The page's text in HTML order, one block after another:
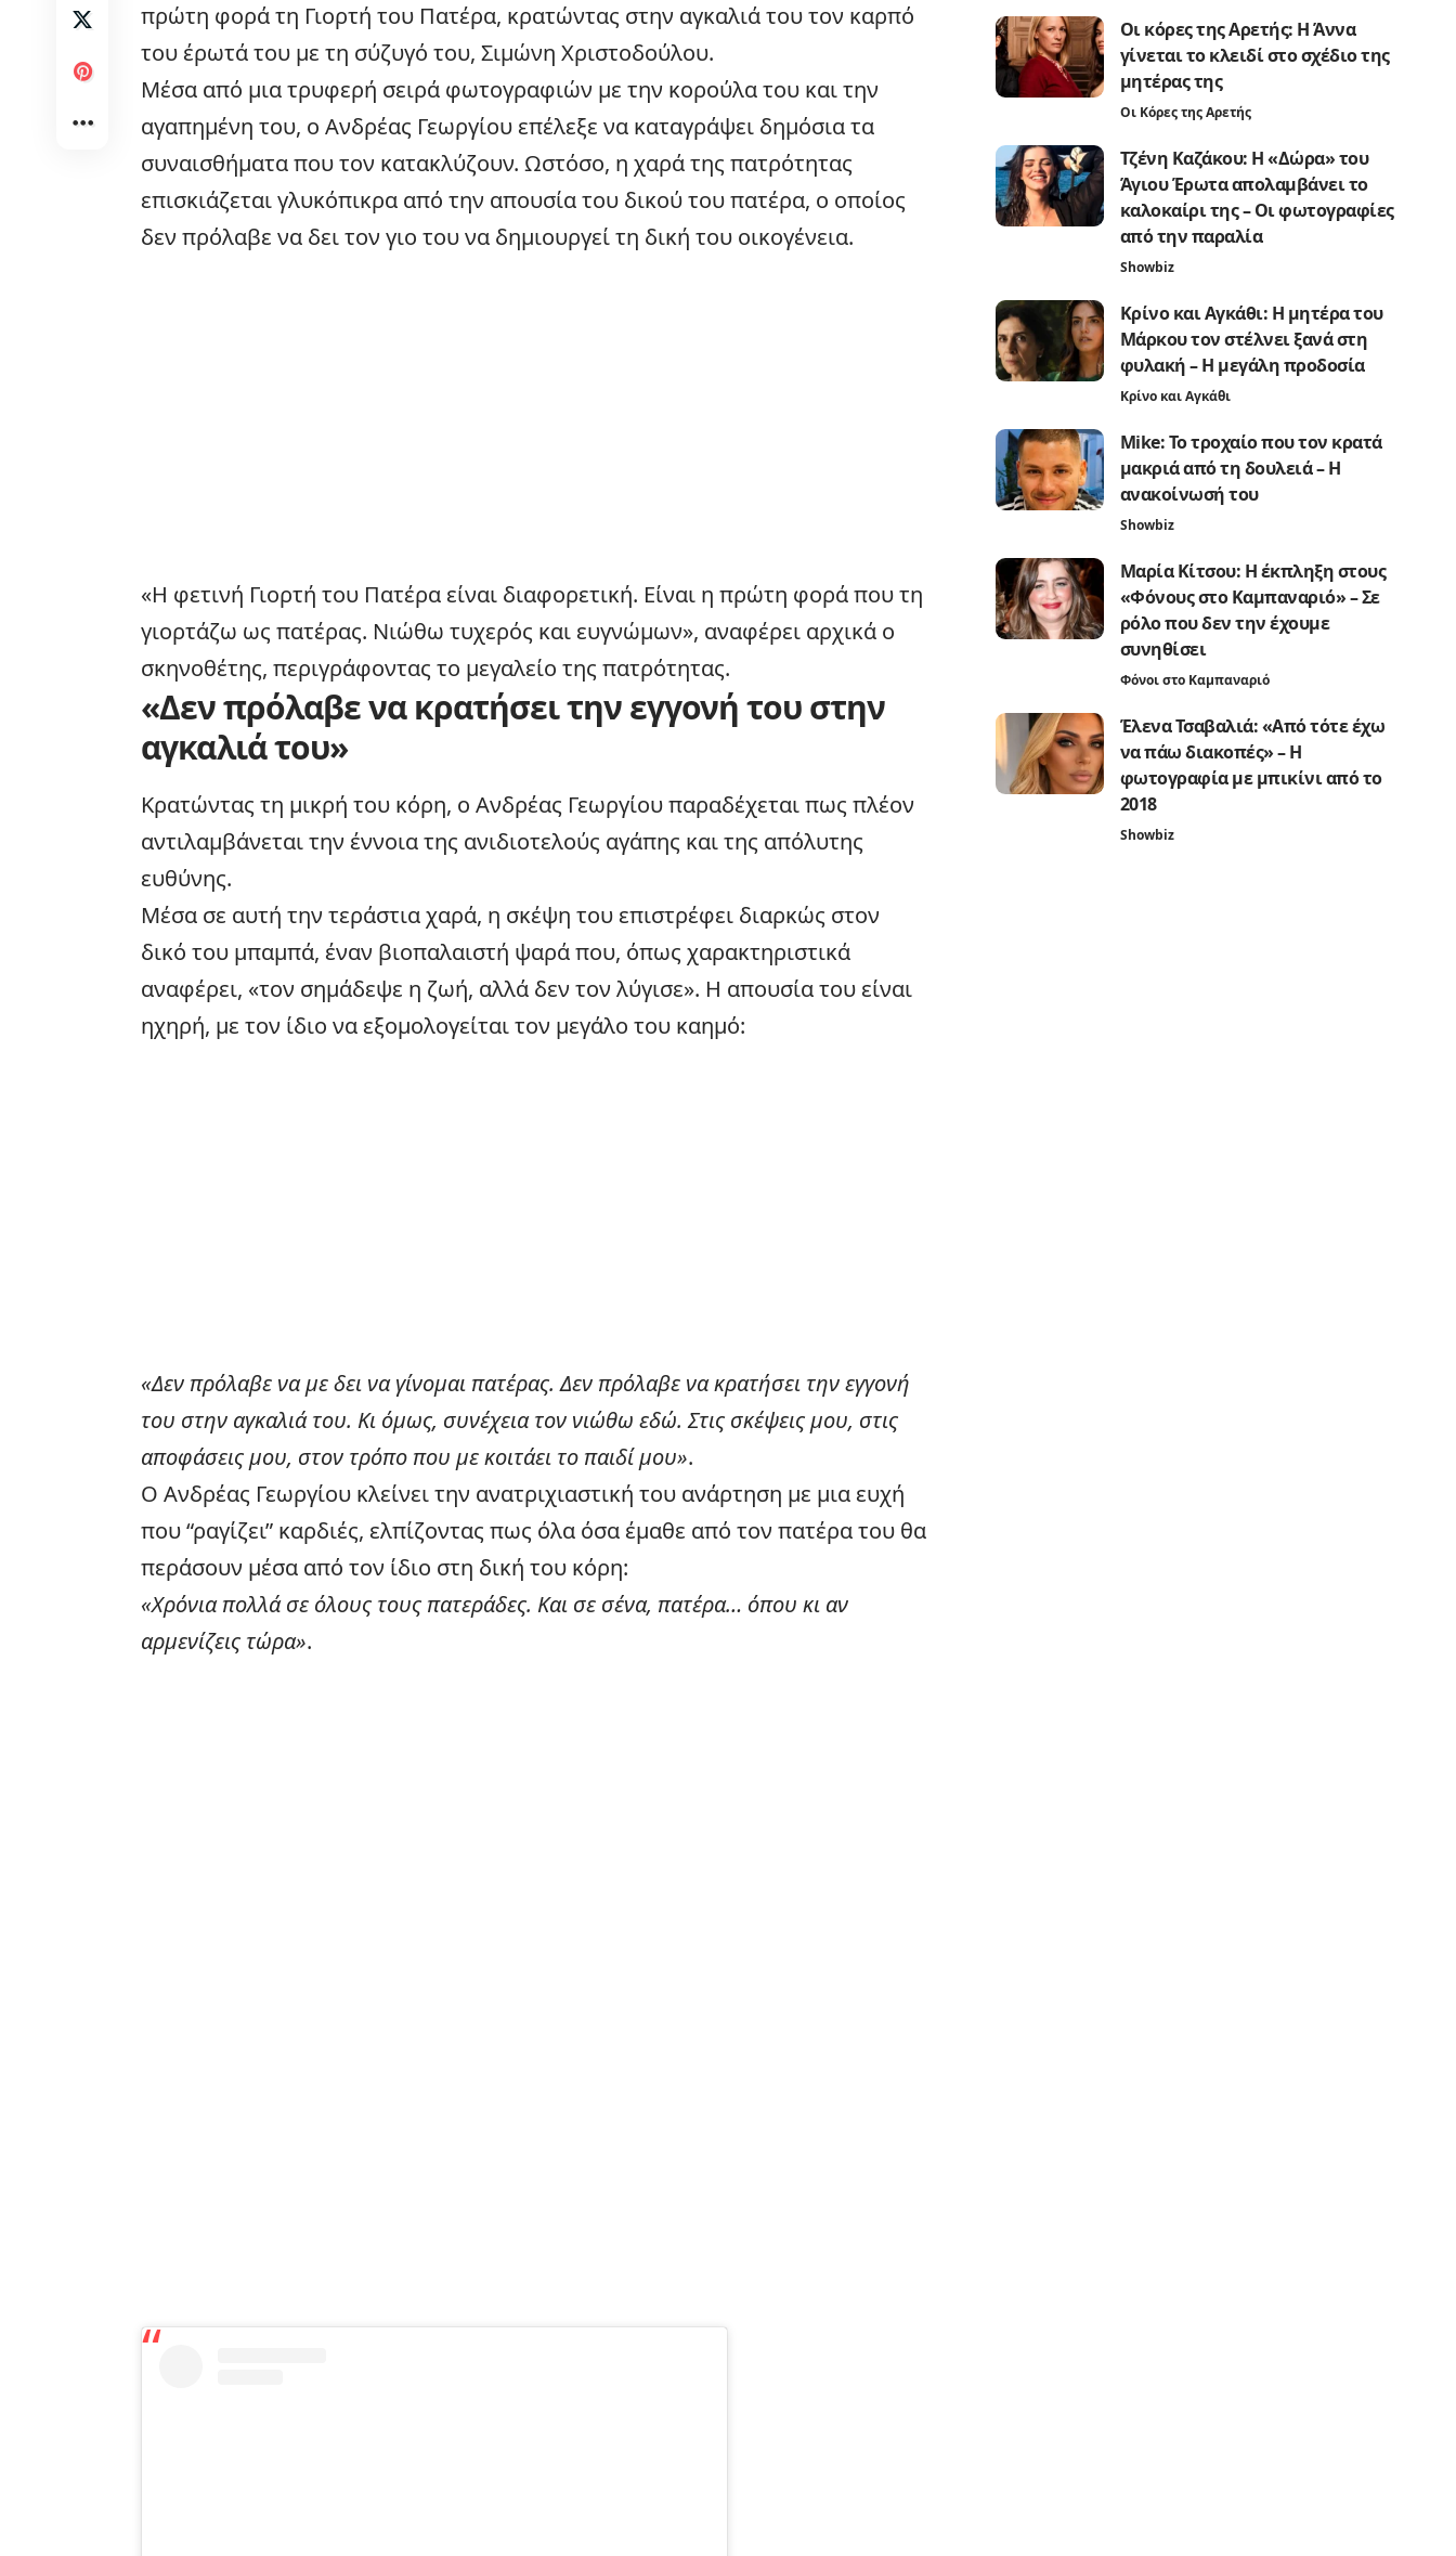
πρώτη φορά τη Γιορτή του Πατέρα, κρατώντας στην αγκαλιά του τον καρπό
του έρωτά του με τη σύζυγό του, Σιμώνη Χριστοδούλου.
Μέσα από μια τρυφερή σειρά φωτογραφιών με την κορούλα του και την
αγαπημένη του, ο Ανδρέας Γεωργίου επέλεξε να καταγράψει δημόσια τα
συναισθήματα που τον κατακλύζουν. Ωστόσο, η χαρά της πατρότητας
επισκιάζεται γλυκόπικρα από την απουσία του δικού του πατέρα, ο οποίος
δεν πρόλαβε να δει τον γιο του να δημιουργεί τη δική του οικογένεια.
«Η φετινή Γιορτή του Πατέρα είναι διαφορετική. Είναι η πρώτη φορά που τη
γιορτάζω ως πατέρας. Νιώθω τυχερός και ευγνώμων», αναφέρει αρχικά ο
σκηνοθέτης, περιγράφοντας το μεγαλείο της πατρότητας.
«Δεν πρόλαβε να κρατήσει την εγγονή του στην
αγκαλιά του»
Κρατώντας τη μικρή του κόρη, ο Ανδρέας Γεωργίου παραδέχεται πως πλέον
αντιλαμβάνεται την έννοια της ανιδιοτελούς αγάπης και της απόλυτης
ευθύνης.
Μέσα σε αυτή την τεράστια χαρά, η σκέψη του επιστρέφει διαρκώς στον
δικό του μπαμπά, έναν βιοπαλαιστή ψαρά που, όπως χαρακτηριστικά
αναφέρει, «τον σημάδεψε η ζωή, αλλά δεν τον λύγισε». Η απουσία του είναι
ηχηρή, με τον ίδιο να εξομολογείται τον μεγάλο του καημό:
«Δεν πρόλαβε να με δει να γίνομαι πατέρας. Δεν πρόλαβε να κρατήσει την εγγονή
του στην αγκαλιά του. Κι όμως, συνέχεια τον νιώθω εδώ. Στις σκέψεις μου, στις
αποφάσεις μου, στον τρόπο που με κοιτάει το παιδί μου».
Ο Ανδρέας Γεωργίου κλείνει την ανατριχιαστική του ανάρτηση με μια ευχή
που “ραγίζει” καρδιές, ελπίζοντας πως όλα όσα έμαθε από τον πατέρα του θα
περάσουν μέσα από τον ίδιο στη δική του κόρη:
«Χρόνια πολλά σε όλους τους πατεράδες. Και σε σένα, πατέρα… όπου κι αν
αρμενίζεις τώρα».
Οι κόρες της Αρετής: Η Άννα
γίνεται το κλειδί στο σχέδιο της
μητέρας της
Οι Κόρες της Αρετής
Τζένη Καζάκου: Η «Δώρα» του
Άγιου Έρωτα απολαμβάνει το
καλοκαίρι της – Οι φωτογραφίες
από την παραλία
Showbiz
Κρίνο και Αγκάθι: Η μητέρα του
Μάρκου τον στέλνει ξανά στη
φυλακή – Η μεγάλη προδοσία
Κρίνο και Αγκάθι
Mike: Το τροχαίο που τον κρατά
μακριά από τη δουλειά – Η
ανακοίνωσή του
Showbiz
Μαρία Κίτσου: Η έκπληξη στους
«Φόνους στο Καμπαναριό» – Σε
ρόλο που δεν την έχουμε
συνηθίσει
Φόνοι στο Καμπαναριό
Έλενα Τσαβαλιά: «Από τότε έχω
να πάω διακοπές» – Η
φωτογραφία με μπικίνι από το
2018
Showbiz